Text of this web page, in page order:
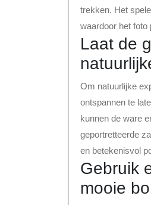
trekken. Het
waardoor het foto
Laat de
Om natuurlijke
ontspannen te
kunnen de ware
geportretteerde
en betekenisvol
Gebruik
mooie